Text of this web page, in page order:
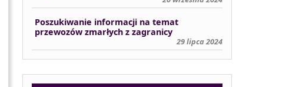
Poszukiwanie informacji na temat
przewozów zmarłych z zagranicy
29 lipca 2024